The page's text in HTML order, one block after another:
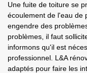
Une fuite de toiture se
écoulement de l'eau de
engendre des
problèmes, il faut
informons qu'il est
professionnel. L&A
adaptés pour faire les